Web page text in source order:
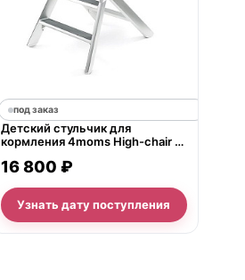
под заказ
Детский стульчик для
кормления 4moms High-chair с
16 800 ₽
Узнать дату поступления